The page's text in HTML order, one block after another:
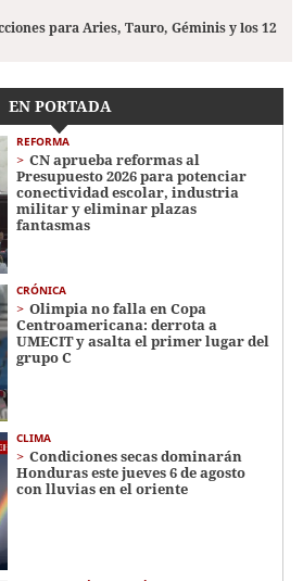
para Aries, Tauro, Géminis y los 12
EN PORTADA
REFORMA
CN aprueba reformas al
Presupuesto 2026 para potenciar
conectividad escolar, industria
militar y eliminar plazas
fantasmas
CRÓNICA
Olimpia no falla en Copa
Centroamericana: derrota a
UMECIT y asalta el primer lugar del
grupo C
CLIMA
Condiciones secas dominarán
Honduras este jueves 6 de agosto
con lluvias en el oriente